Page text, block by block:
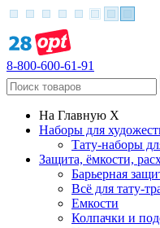
8-800-600-61-91
На Главную X
Наборы для
Тату-наборы
Защита, ёмкости,
Барьерная
Всё для тату-
Емкости
Колпачки и